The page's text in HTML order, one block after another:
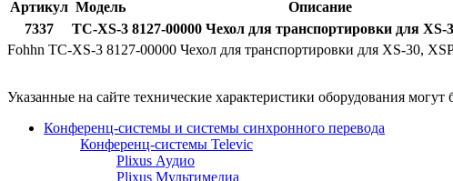
Артикул Модель Описание
7337
TC-XS-3 8127-00000 Чехол для транспортировки для XS-
Fohhn TC-XS-3 8127-00000 Чехол для транспортировки для XS-30,
Указанные на сайте технические характеристики оборудования
Конференц-системы и системы синхронного перевода
Конференц-системы Televic
Plixus Аудио
Plixus Мультимедиа